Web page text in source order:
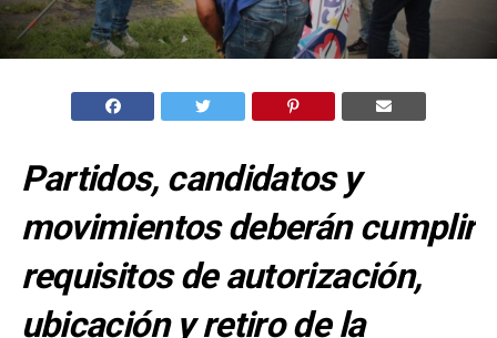
Partidos, candidatos y
movimientos deberán cumplir
requisitos de autorización,
ubicación y retiro de la